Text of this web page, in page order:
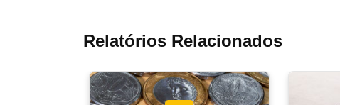
Relatórios Relacionados